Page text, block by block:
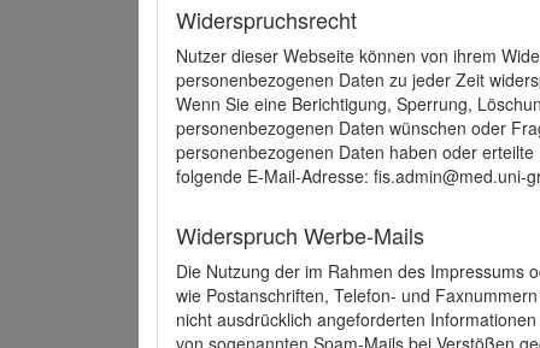
Widerspruchsrecht
Nutzer dieser Webseite können von ihrem
personenbezogenen Daten zu jeder Zeit
Wenn Sie eine Berichtigung, Sperrung,
personenbezogenen Daten wünschen oder
personenbezogenen Daten haben oder
folgende E-Mail-Adresse: fis.admin@med.uni-
Widerspruch Werbe-Mails
Die Nutzung der im Rahmen des Impressums
wie Postanschriften, Telefon- und
nicht ausdrücklich angeforderten
von sogenannten Spam-Mails bei Verstößen